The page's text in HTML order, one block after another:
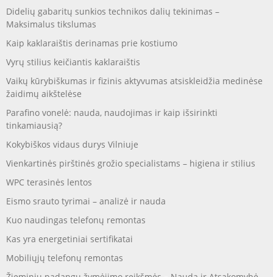
Didelių gabaritų sunkios technikos dalių tekinimas –
Maksimalus tikslumas
Kaip kaklaraištis derinamas prie kostiumo
Vyrų stilius keičiantis kaklaraištis
Vaikų kūrybiškumas ir fizinis aktyvumas atsiskleidžia medinėse
žaidimų aikštelėse
Parafino vonelė: nauda, naudojimas ir kaip išsirinkti
tinkamiausią?
Kokybiškos vidaus durys Vilniuje
Vienkartinės pirštinės grožio specialistams – higiena ir stilius
WPC terasinės lentos
Eismo srauto tyrimai – analizė ir nauda
Kuo naudingas telefonų remontas
Kas yra energetiniai sertifikatai
Mobiliųjų telefonų remontas